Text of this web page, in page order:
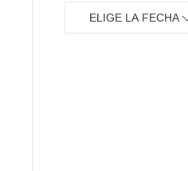
ELIGE LA FECHA